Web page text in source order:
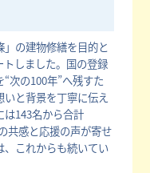
の建物修繕を目的と
トしました。国の登録
次の100年”へ残すた
と背景を丁寧に伝え
は143名から合計
共感と応援の声が寄せ
、これからも続いてい